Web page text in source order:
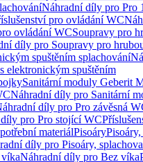
Náhradní díly pro Pro
pro ovládání WC
ovládání WCSoupravy pro
díly pro Soupravy pro
spuštěním splachování
elektronickým spuštěním
Sanitární moduly Geberit
Náhradní díly pro Sanitární
díly pro Pro závěsná
pro Pro stojící WC
materiálPisoáry
díly pro Pisoáry,
Náhradní díly pro Bez víka